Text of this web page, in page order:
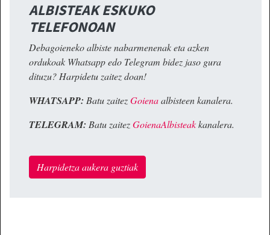
ALBISTEAK ESKUKO
TELEFONOAN
Debagoieneko albiste nabarmenenak eta azken
ordukoak Whatsapp edo Telegram bidez jaso gura
dituzu? Harpidetu zaitez doan!
WHATSAPP: Batu zaitezGoienaalbisteen kanalera.
TELEGRAM: Batu zaitezGoienaAlbisteakkanalera.
Harpidetza aukera guztiak